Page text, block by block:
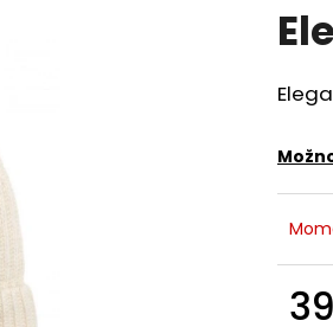
je
z
5
ČERVENÁ PUNTÍKOVANÁ SUKNĚ